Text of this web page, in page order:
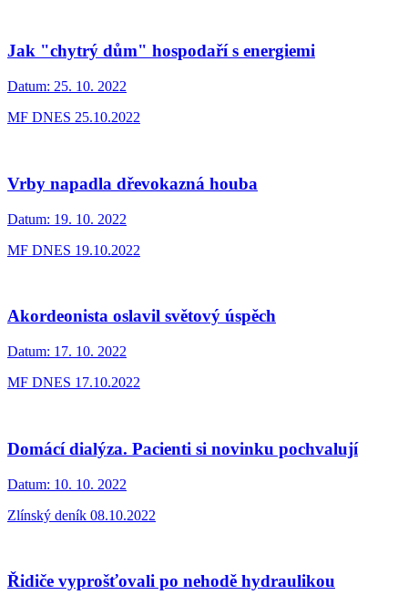
Jak "chytrý dům" hospodaří s energiemi
Datum: 25. 10. 2022
MF DNES 25.10.2022
Vrby napadla dřevokazná houba
Datum: 19. 10. 2022
MF DNES 19.10.2022
Akordeonista oslavil světový úspěch
Datum: 17. 10. 2022
MF DNES 17.10.2022
Domácí dialýza. Pacienti si novinku pochvalují
Datum: 10. 10. 2022
Zlínský deník 08.10.2022
Řidiče vyprošťovali po nehodě hydraulikou